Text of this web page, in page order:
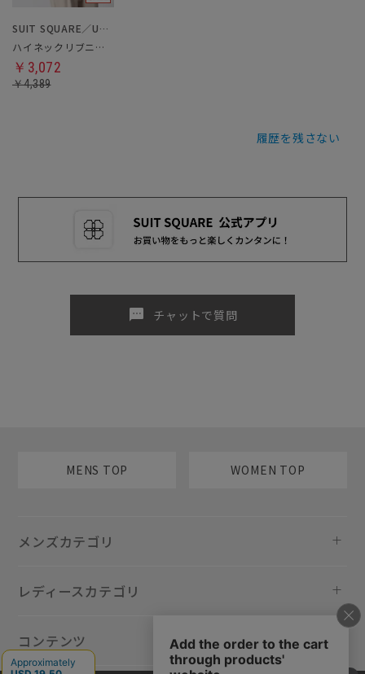
SUIT SQUARE／UNIVERSAL LANGUAGE／WHITE
ハイネックリブニット
￥3,072
￥4,389
履歴を残さない
sms チャットで質問
MENS TOP WOMEN TOP
メンズカテゴリ
レディースカテゴリ
コンテンツ